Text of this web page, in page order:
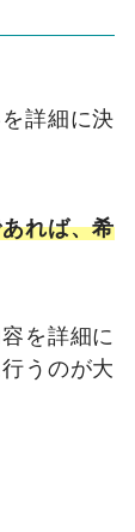
詳細に決
れば、希
を詳細に
うのが大